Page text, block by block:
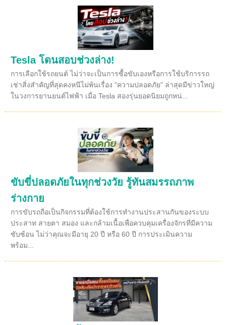
Tesla โดนสอบช่วงล่าง!
การเลือกใช้รถยนต์ ไม่ว่าจะเป็นการซื้อขับเองหรือการใช้บริการรถ
เช่าสิ่งสำคัญที่สุดคงหนีไม่พ้นเรื่อง "ความปลอดภัย" ล่าสุดมีข่าวใหญ่
ในวงการยานยนต์ไฟฟ้า เมื่อ Tesla สองรุ่นยอดนิยมถูกหน่...
ขับขี่ปลอดภัยในทุกช่วงวัย รู้ทันสมรรถภาพ
ร่างกาย
การขับรถถือเป็นกิจกรรมที่ต้องใช้การทำงานประสานกันของระบบ
ประสาท สายตา สมอง และกล้ามเนื้อเพื่อควบคุมเครื่องจักรที่มีความ
ซับซ้อน ไม่ว่าคุณจะมีอายุ 20 ปี หรือ 60 ปี การประเมินความ
พร้อม...